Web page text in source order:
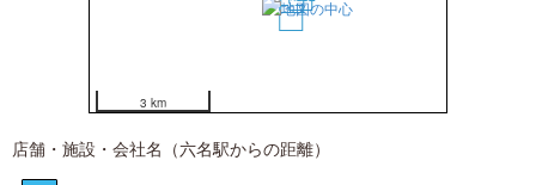
20
3 km
店舗・施設・会社名（六名駅からの距離）